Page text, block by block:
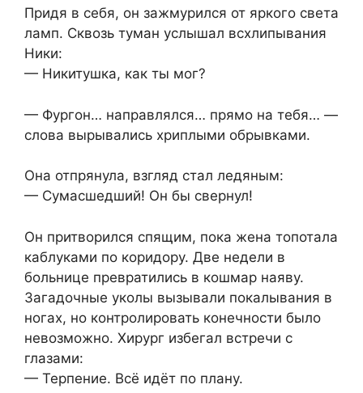
Придя в себя, он зажмурился от яркого света
ламп. Сквозь туман услышал всхлипывания
Ники:
— Никитушка, как ты мог?
— Фургон… направлялся… прямо на тебя… —
слова вырывались хриплыми обрывками.
Она отпрянула, взгляд стал ледяным:
— Сумасшедший! Он бы свернул!
Он притворился спящим, пока жена топотала
каблуками по коридору. Две недели в
больнице превратились в кошмар наяву.
Загадочные уколы вызывали покалывания в
ногах, но контролировать конечности было
невозможно. Хирург избегал встречи с
глазами:
— Терпение. Всё идёт по плану.